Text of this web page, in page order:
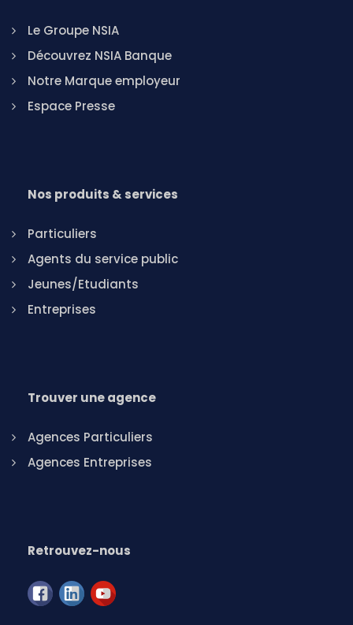
Le Groupe NSIA
Découvrez NSIA Banque
Notre Marque employeur
Espace Presse
Nos produits & services
Particuliers
Agents du service public
Jeunes/Etudiants
Entreprises
Trouver une agence
Agences Particuliers
Agences Entreprises
Retrouvez-nous